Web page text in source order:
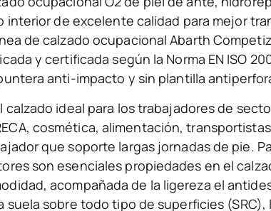
interior de excelente calidad para mejor
de calzado ocupacional Abarth
y certificada según la Norma EN ISO
anti-impacto y sin plantilla
calzado ideal para los trabajadores de
cosmética, alimentación,
que soporte largas jornadas de pie.
son esenciales propiedades en el
acompañada de la ligereza el
suela sobre todo tipo de superficies (SRC),